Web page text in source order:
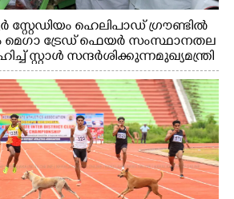
ഹെലിപാഡ് ഗ്രൗണ്ടിൽ
ട്രേഡ് ഫെയർ സംസ്ഥാനതല
സ്റ്റാൾ സന്ദർശിക്കുന്ന മുഖ്യമന്ത്രി
അനൂപ് ജേക്കബ് സമീപം